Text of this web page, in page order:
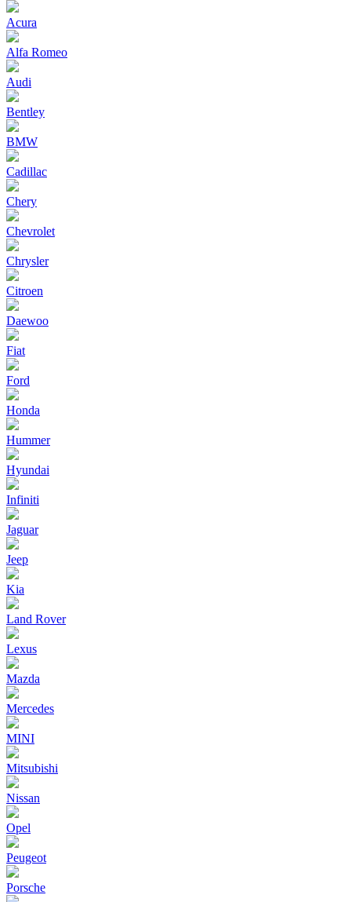
Acura
Alfa Romeo
Audi
Bentley
BMW
Cadillac
Chery
Chevrolet
Chrysler
Citroen
Daewoo
Fiat
Ford
Honda
Hummer
Hyundai
Infiniti
Jaguar
Jeep
Kia
Land Rover
Lexus
Mazda
Mercedes
MINI
Mitsubishi
Nissan
Opel
Peugeot
Porsche